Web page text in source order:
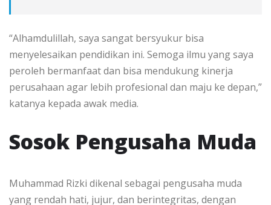
“Alhamdulillah, saya sangat bersyukur bisa
menyelesaikan pendidikan ini. Semoga ilmu yang saya
peroleh bermanfaat dan bisa mendukung kinerja
perusahaan agar lebih profesional dan maju ke depan,”
katanya kepada awak media.
Sosok Pengusaha Muda
Muhammad Rizki dikenal sebagai pengusaha muda
yang rendah hati, jujur, dan berintegritas, dengan